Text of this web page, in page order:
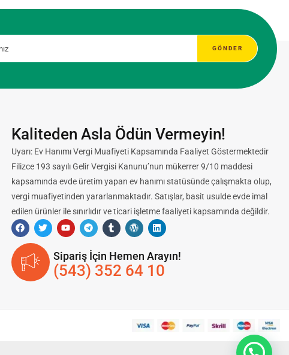
Kaliteden Asla Ödün Vermeyin!
Uyarı: Ev Hanımı Vergi Muafiyeti Kapsamında Faaliyet Göstermektedir
Filizce 193 sayılı Gelir Vergisi Kanunu’nun mükerrer 9/10 maddesi
kapsamında evde üretim yapan ev hanımı statüsünde çalışmakta olup,
vergi muafiyetinden yararlanmaktadır. Satışlar, basit usulde evde imal
edilen ürünler ile sınırlıdır ve ticari işletme faaliyeti kapsamında değildir.
Sipariş İçin Hemen Arayın!
(543) 352 64 10